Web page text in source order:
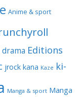
Anime & sport
drama Editions
jrock kana Kaze ki-
Manga & sport Manga